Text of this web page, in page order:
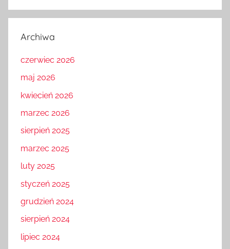
Archiwa
czerwiec 2026
maj 2026
kwiecień 2026
marzec 2026
sierpień 2025
marzec 2025
luty 2025
styczeń 2025
grudzień 2024
sierpień 2024
lipiec 2024